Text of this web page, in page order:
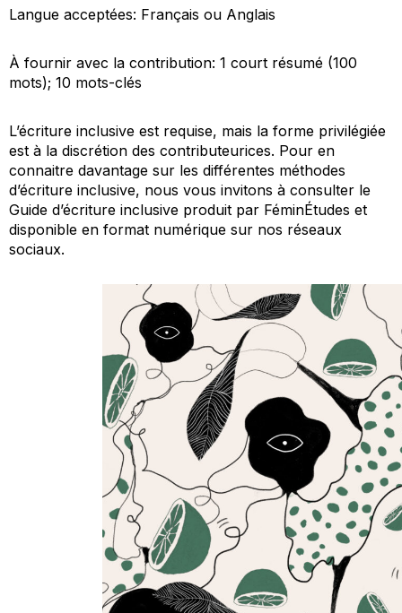
Langue acceptées: Français ou Anglais
À fournir avec la contribution: 1 court résumé (100
mots); 10 mots-clés
L’écriture inclusive est requise, mais la forme privilégiée
est à la discrétion des contributeurices. Pour en
connaitre davantage sur les différentes méthodes
d’écriture inclusive, nous vous invitons à consulter le
Guide d’écriture inclusive produit par FéminÉtudes et
disponible en format numérique sur nos réseaux
sociaux.